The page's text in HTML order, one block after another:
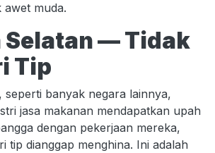
awet muda.
Selatan — Tidak
Tip
seperti banyak negara lainnya,
jasa makanan mendapatkan upah
dengan pekerjaan mereka,
tip dianggap menghina. Ini adalah